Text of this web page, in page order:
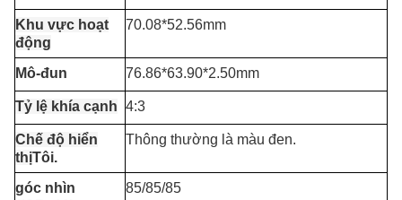
Khu vực hoạt
động
70.08*52.56mm
Mô-đun 76.86*63.90*2.50mm
Tỷ lệ khía cạnh 4:3
Chế độ hiển
thịTôi.
Thông thường là màu đen.
góc nhìn
85/85/85